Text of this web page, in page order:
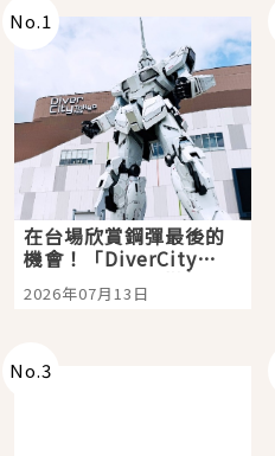
No.1
在台場欣賞鋼彈最後的
機會！「DiverCity
Tokyo Plaza」搭船、
購物、美食及夜景，一
2026年07月13日
No.3